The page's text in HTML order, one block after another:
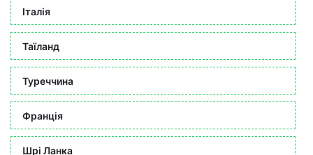
Італія
Таїланд
Туреччина
Франція
Шрі Ланка